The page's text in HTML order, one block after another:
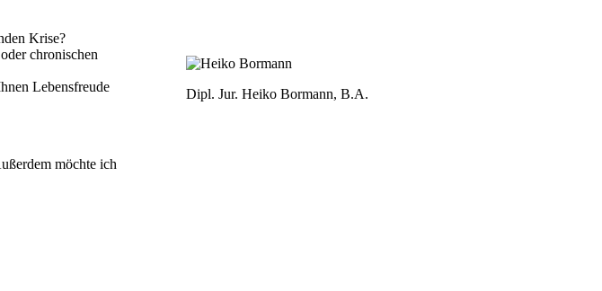
Krise?
chronischen
Lebensfreude
möchte ich
Dipl. Jur. Heiko Bormann, B.A.